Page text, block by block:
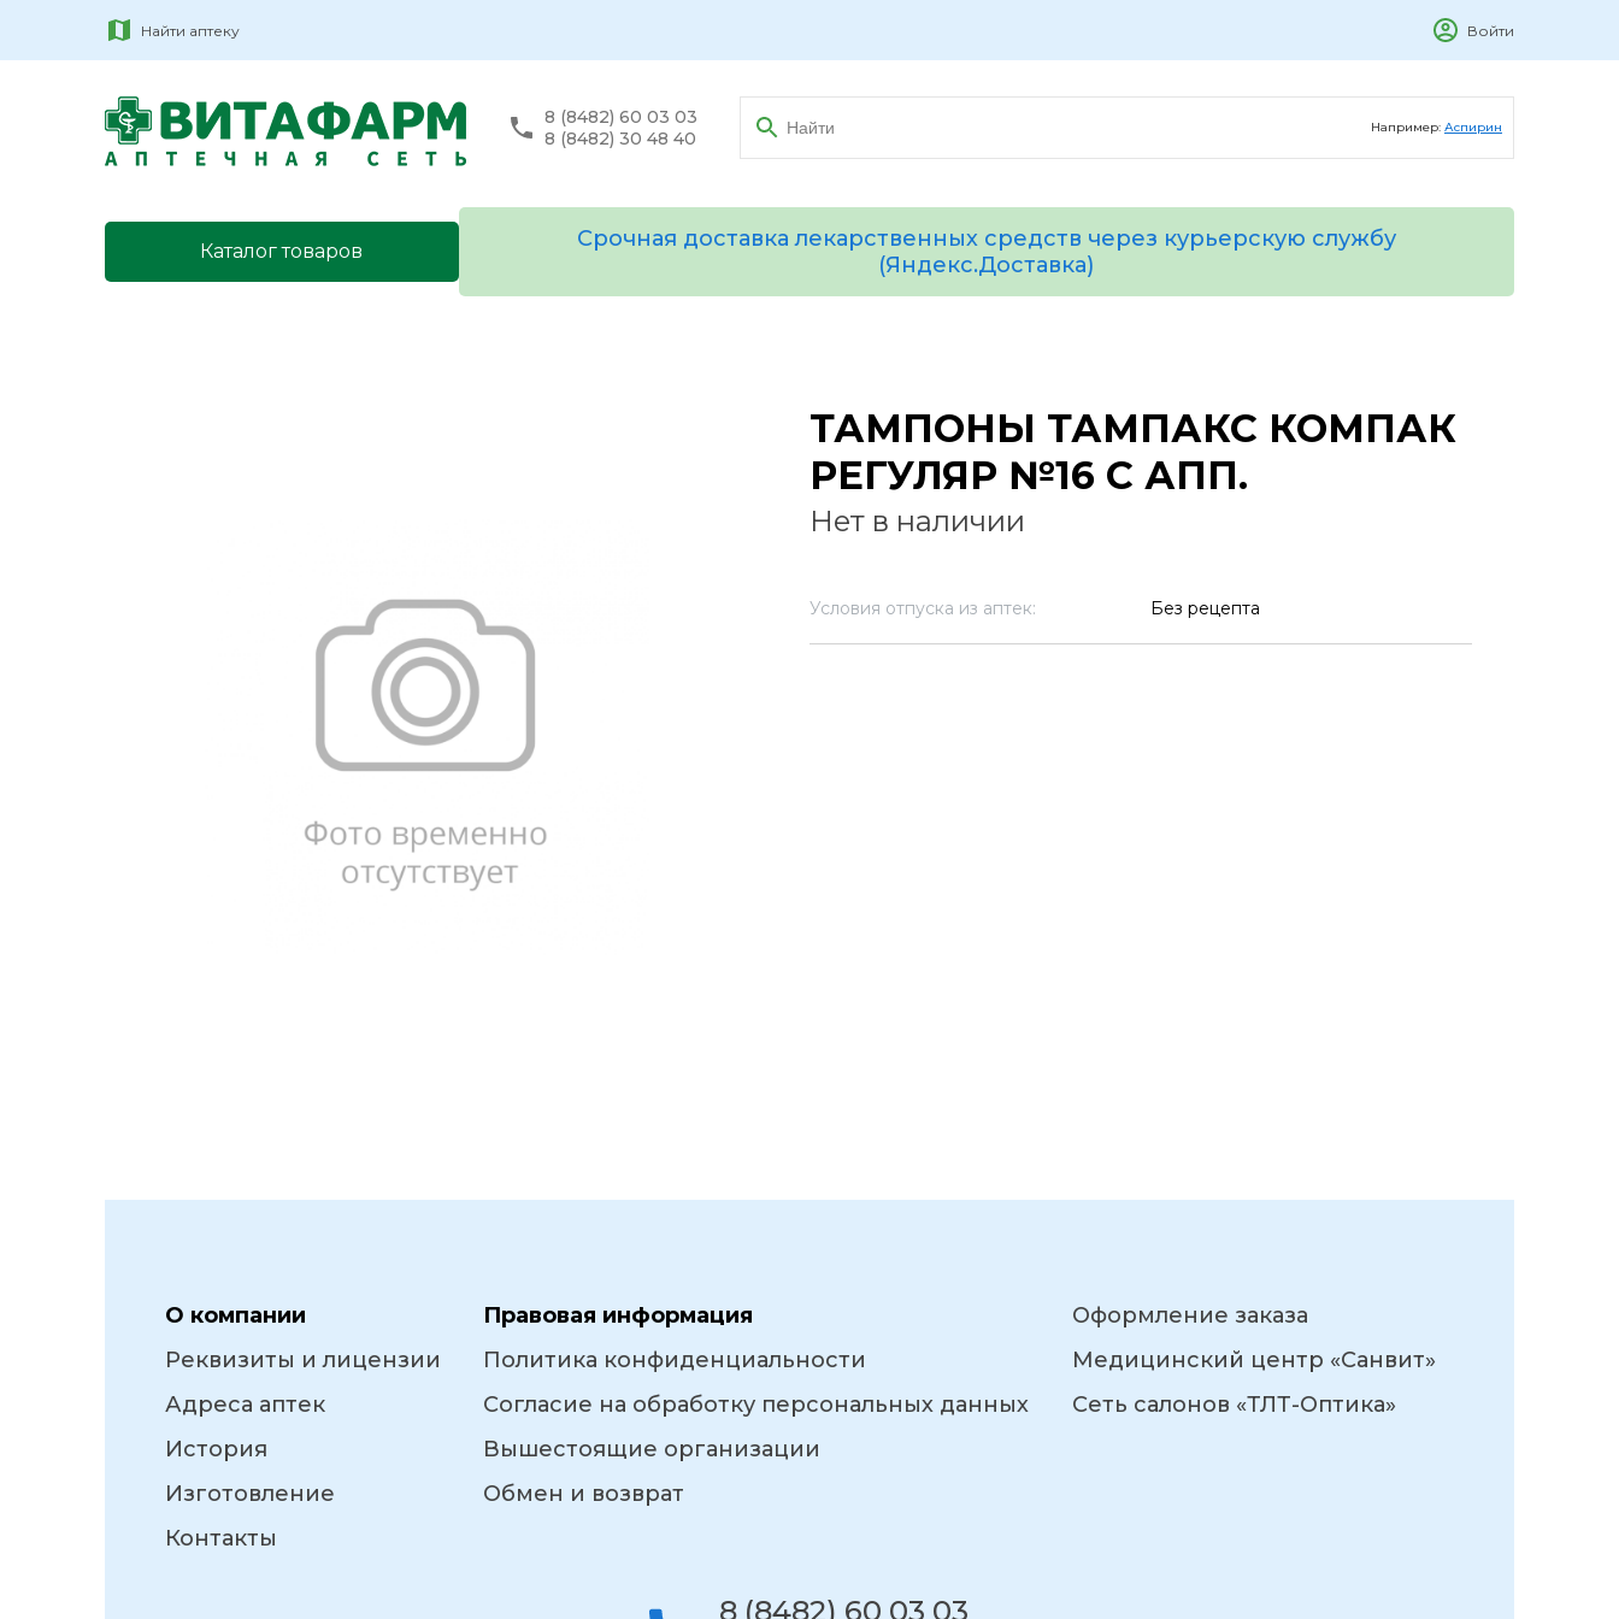
Найти аптеку Войти
8 (8482) 60 03 03
8 (8482) 30 48 40
Например: Аспирин
Каталог товаров
Срочная доставка лекарственных средств через курьерскую службу
(Яндекс.Доставка)
ТАМПОНЫ ТАМПАКС КОМПАК
РЕГУЛЯР №16 С АПП.
Нет в наличии
Условия отпуска из аптек: Без рецепта
О компании
Реквизиты и лицензии
Адреса аптек
История
Изготовление
Контакты
Правовая информация
Политика конфиденциальности
Согласие на обработку персональных данных
Вышестоящие организации
Обмен и возврат
Оформление заказа
Медицинский центр «Санвит»
Сеть салонов «ТЛТ-Оптика»
8 (8482) 60 03 03